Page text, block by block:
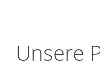
to
content
FSA Architekten
Sinn für Neues,
Unsere